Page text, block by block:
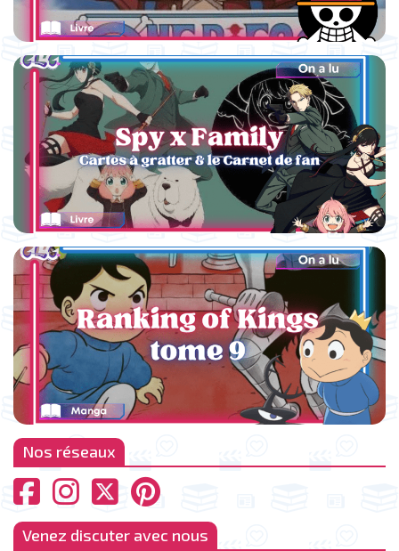
Nos réseaux
Venez discuter avec nous